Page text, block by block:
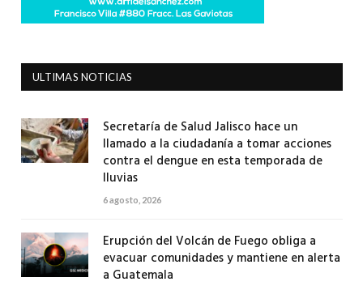
ULTIMAS NOTICIAS
Secretaría de Salud Jalisco hace un
llamado a la ciudadanía a tomar acciones
contra el dengue en esta temporada de
lluvias
6 agosto, 2026
Erupción del Volcán de Fuego obliga a
evacuar comunidades y mantiene en alerta
a Guatemala